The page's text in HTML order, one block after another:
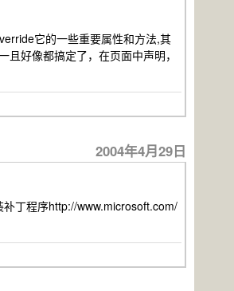
它的一些重要属性和方法,其
好像都搞定了，在页面中声明，
2004年4月29日
丁程序http://www.microsoft.com/